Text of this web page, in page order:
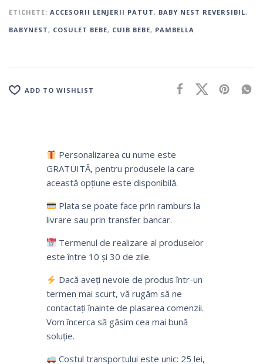
ETICHETE: ACCESORII LENJERII PATUT, BABY NEST REVERSIBIL,
BABYNEST, COSULET BEBE, CUIB BEBE, PAMBELLA
ADD TO WISHLIST
Personalizarea cu nume este
GRATUITĂ, pentru produsele la care
această opțiune este disponibilă.
Plata se poate face prin ramburs la
livrare sau prin transfer bancar.
Termenul de realizare al produselor
este între 10 și 30 de zile.
Dacă aveți nevoie de produs într-un
termen mai scurt, vă rugăm să ne
contactați înainte de plasarea comenzii.
Vom încerca să găsim cea mai bună
soluție.
Costul transportului este unic: 25 lei,